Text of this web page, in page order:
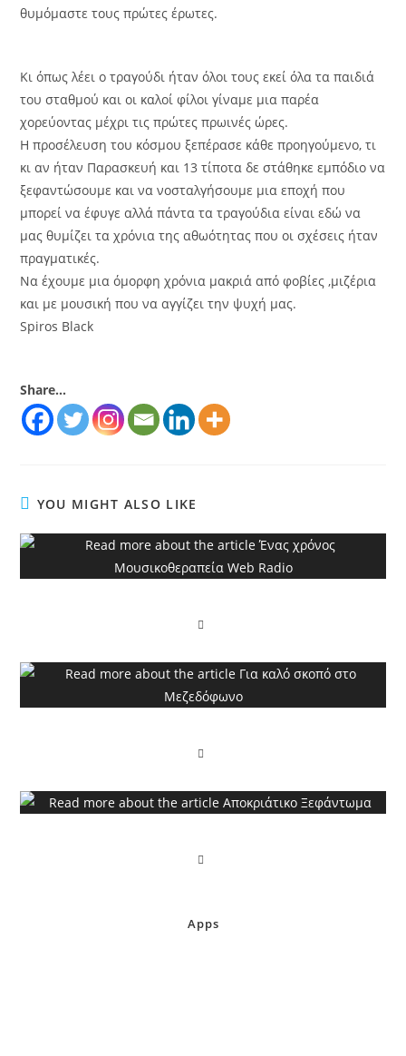
θυμόμαστε τους πρώτες έρωτες.
Κι όπως λέει ο τραγούδι ήταν όλοι τους εκεί όλα τα παιδιά
του σταθμού και οι καλοί φίλοι γίναμε μια παρέα
χορεύοντας μέχρι τις πρώτες πρωινές ώρες.
Η προσέλευση του κόσμου ξεπέρασε κάθε προηγούμενο, τι
κι αν ήταν Παρασκευή και 13 τίποτα δε στάθηκε εμπόδιο να
ξεφαντώσουμε και να νοσταλγήσουμε μια εποχή που
μπορεί να έφυγε αλλά πάντα τα τραγούδια είναι εδώ να
μας θυμίζει τα χρόνια της αθωότητας που οι σχέσεις ήταν
πραγματικές.
Να έχουμε μια όμορφη χρόνια μακριά από φοβίες ,μιζέρια
και με μουσική που να αγγίζει την ψυχή μας.
Spiros Black
Share...
YOU MIGHT ALSO LIKE
Apps